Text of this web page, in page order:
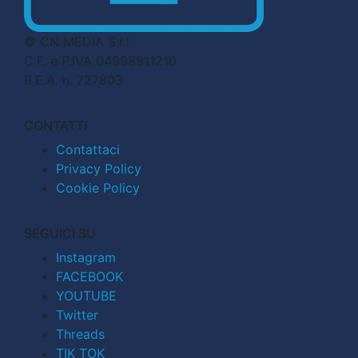
© CN MEDIA S.r.l.
C.F. e P.IVA 04998911210
R.E.A. n. 727803
CONTATTI
Contattaci
Privacy Policy
Cookie Policy
SEGUICI SU
Instagram
FACEBOOK
YOUTUBE
Twitter
Threads
TIK TOK